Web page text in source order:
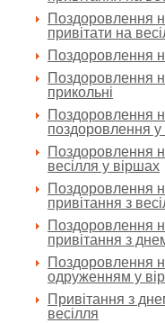
Поздоровлення
привітати на
Поздоровлення
Поздоровлення
прикольні
Поздоровлення
поздоровлення у
Поздоровлення
весілля у віршах
Поздоровлення
привітання з
Поздоровлення
привітання з
Поздоровлення
одруженням у
Привітання з
весілля